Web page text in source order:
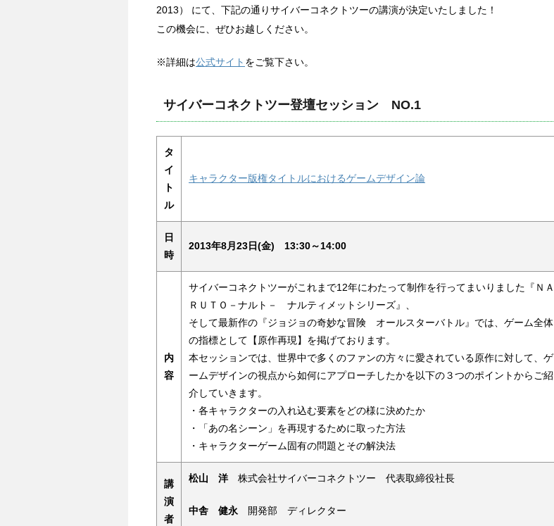
2013） にて、下記の通りサイバーコネクトツーの講演が決定いたしました！
この機会に、ぜひお越しください。
※詳細は公式サイト をご覧下さい。
サイバーコネクトツー登壇セッション NO.1
タ
イ
ト
ル
キャラクター版権タイトルにおけるゲームデザイン論
日
時
2013年8月23日(金) 13:30～14:00
内
容
サイバーコネクトツーがこれまで12年にわたって制作を行ってまいりました『ＮＡ
ＲＵＴＯ－ナルト－ ナルティメットシリーズ』、
そして最新作の『ジョジョの奇妙な冒険 オールスターバトル』では、ゲーム全体
の指標として【原作再現】を掲げております。
本セッションでは、世界中で多くのファンの方々に愛されている原作に対して、ゲ
ームデザインの視点から如何にアプローチしたかを以下の３つのポイントからご紹
介していきます。
・各キャラクターの入れ込む要素をどの様に決めたか
・「あの名シーン」を再現するために取った方法
・キャラクターゲーム固有の問題とその解決法
講
演
者
松山 洋 株式会社サイバーコネクトツー 代表取締役社長
中舎 健永 開発部 ディレクター